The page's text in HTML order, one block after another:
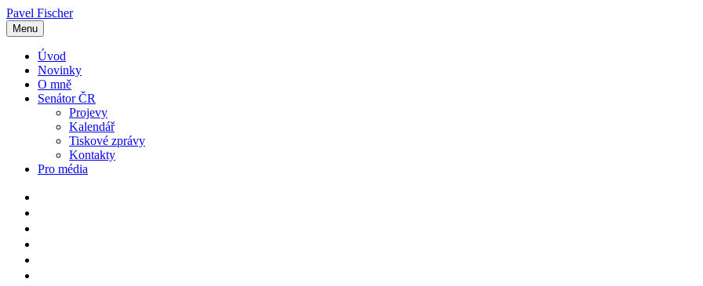
Pavel Fischer
Menu
Úvod
Novinky
O mně
Senátor ČR
Projevy
Kalendář
Tiskové zprávy
Kontakty
Pro média